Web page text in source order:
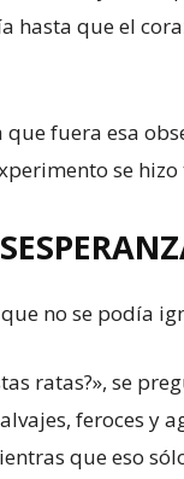
hasta que el
que fuera esa
se
no se podía
ratas?», se
feroces y
que eso